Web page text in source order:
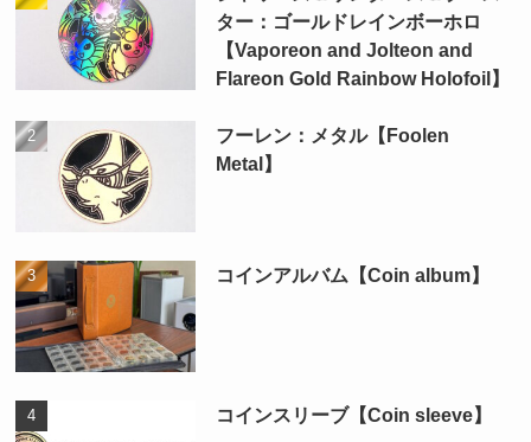
ター：ゴールドレインボーホロ
【Vaporeon and Jolteon and
Flareon Gold Rainbow Holofoil】
フーレン：メタル【Foolen
Metal】
コインアルバム【Coin album】
コインスリーブ【Coin sleeve】